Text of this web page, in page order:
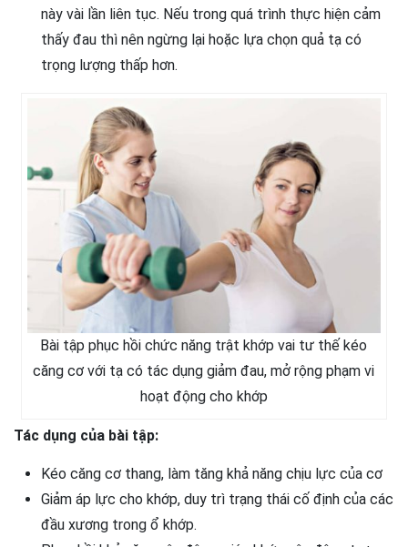
này vài lần liên tục. Nếu trong quá trình thực hiện cảm
thấy đau thì nên ngừng lại hoặc lựa chọn quả tạ có
trọng lượng thấp hơn.
Bài tập phục hồi chức năng trật khớp vai tư thế kéo
căng cơ với tạ có tác dụng giảm đau, mở rộng phạm vi
hoạt động cho khớp
Tác dụng của bài tập:
Kéo căng cơ thang, làm tăng khả năng chịu lực của cơ
Giảm áp lực cho khớp, duy trì trạng thái cố định của các
đầu xương trong ổ khớp.